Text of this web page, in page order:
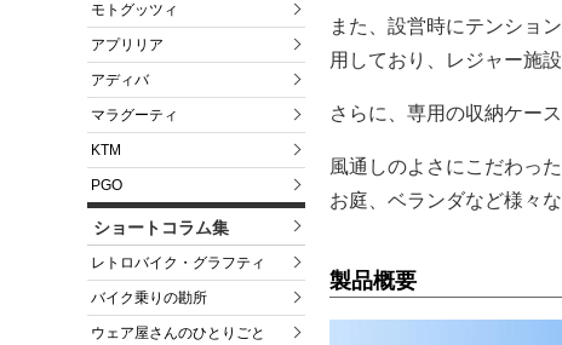
モトグッツィ
アプリリア
アディバ
マラグーティ
KTM
PGO
ショートコラム集
レトロバイク・グラフティ
バイク乗りの勘所
ウェア屋さんのひとりごと
また、設営時にテンショ
用しており、レジャー施
さらに、専用の収納ケー
風通しのよさにこだわっ
お庭、ベランダなど様々
製品概要